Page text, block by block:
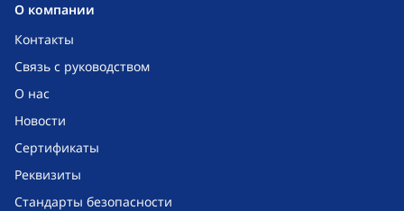
O компании
Контакты
Связь с руководством
О нас
Новости
Сертификаты
Реквизиты
Стандарты безопасности